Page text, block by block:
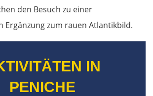
den Besuch zu einer
Ergänzung zum rauen Atlantikbild.
IN
PENICHE